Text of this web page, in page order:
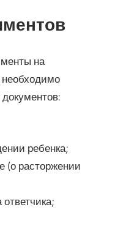
на
необходимо
ребенка;
(о расторжении